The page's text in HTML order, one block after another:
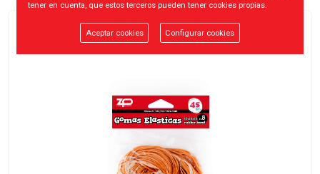
BOLSA GOMAS ELASTICAS NO8
tener en cuenta, que estos terceros pueden tener cookies propias.
Aceptar cookies Configurar cookies